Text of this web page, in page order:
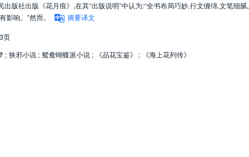
版社出版《花月痕》,在其“出版说明”中认为:“全书布局巧妙,行文缠绵,文笔细腻,
响。”然而。
摘要译文
页
; 狭邪小说 ; 鸳鸯蝴蝶派小说 ; 《品花宝鉴》 ;
《海上花列传》